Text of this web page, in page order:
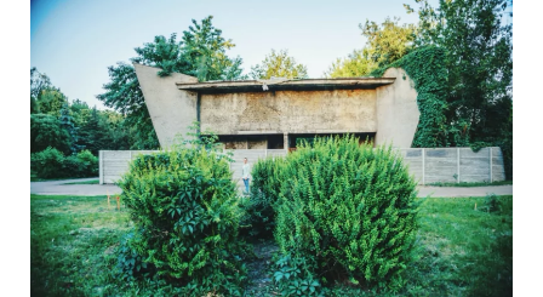
СПЕЦПРОЄКТИ
THE UKRAINIAN PAVILION AT VENICE BIENNALE
2022
МАРІУПОЛЬСЬКІ МАРГІНАЛІЇ
ДОСЛІДНИЦЬКА ПЛАТФОРМА
ЗАПАЛЕННЯ